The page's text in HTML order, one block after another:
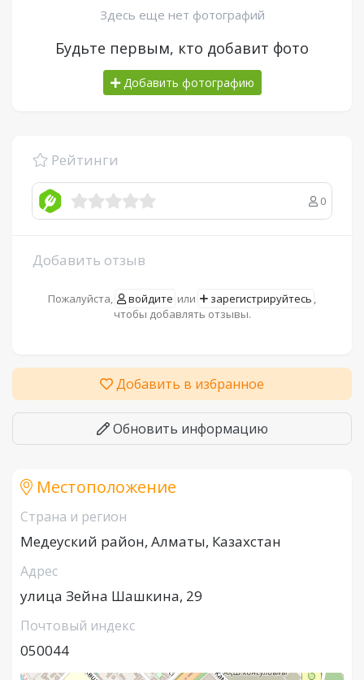
Здесь еще нет фотографий
Будьте первым, кто добавит фото
Добавить фотографию
Рейтинги
0
Добавить отзыв
Пожалуйста, войдите или зарегистрируйтесь ,
чтобы добавлять отзывы.
Добавить в избранное
Обновить информацию
Местоположение
Страна и регион
Медеуский район, Алматы, Казахстан
Адрес
улица Зейна Шашкина, 29
Почтовый индекс
050044